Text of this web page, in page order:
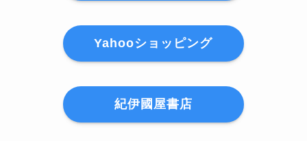
Yahooショッピング
紀伊國屋書店